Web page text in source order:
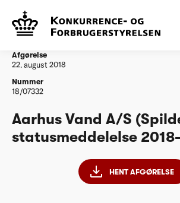
Vandtilsyn
statusmeddelelse 2018-
Afgørelse
22. august 2018
Nummer
18/07332
Aarhus Vand A/S
statusmeddelelse
HENT AFGØRELSE